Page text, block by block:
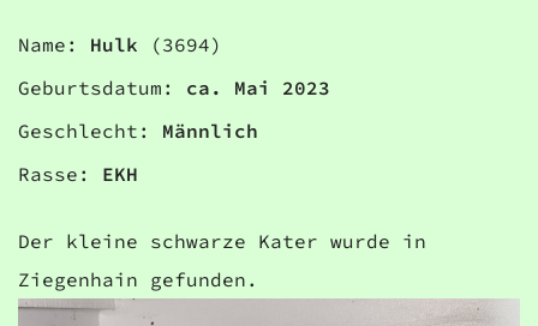
Name: Hulk (3694)
Geburtsdatum: ca. Mai 2023
Geschlecht: Männlich
Rasse: EKH
Der kleine schwarze Kater wurde in
Ziegenhain gefunden.